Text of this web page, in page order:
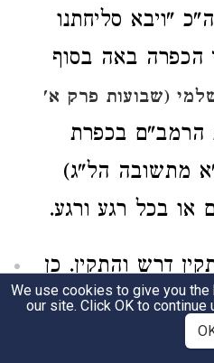
"ויבא סליחתנו
הכפרה באה בסוף
(שבועות פרק א'
הרמב"ם בכפרת
מתשובה הל"ג)
או בכל רגע ורגע.
דרש והתקין. כן
הל"ב) כי יום
מה"ת. איתא
We use cookies to give you
our site. Click OK to continue